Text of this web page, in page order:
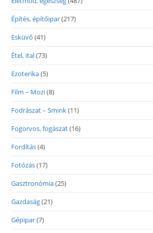
Építés, építőipar(217)
Esküvő (41)
Étel, ital(73)
Ezoterika(5)
Film – Mozi(8)
Fodrászat – Smink(11)
Fogorvos, fogászat(16)
Fordítás(4)
Fotózás(17)
Gasztronómia(25)
Gazdaság(21)
Gépipar(7)